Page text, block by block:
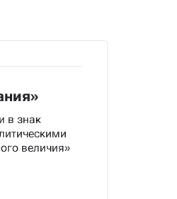
в знак
величия»